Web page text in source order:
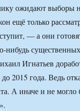
ожидают выборы
ещё только
— а они
нибудь
Игнатьев
2015 года. Ведь
А иначе и не